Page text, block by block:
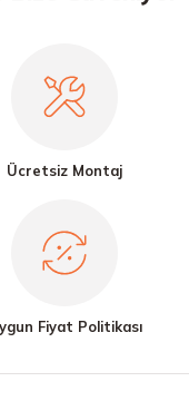
Ücretsiz Montaj
Fiyat Politikası